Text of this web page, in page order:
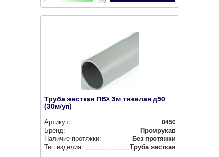
Труба жесткая ПВХ 3м тяжелая д50
(30м/уп)
Артикул:
0450
Бренд:
Промрукав
Наличие протяжки:
Без протяжки
Тип изделия:
Труба жесткая